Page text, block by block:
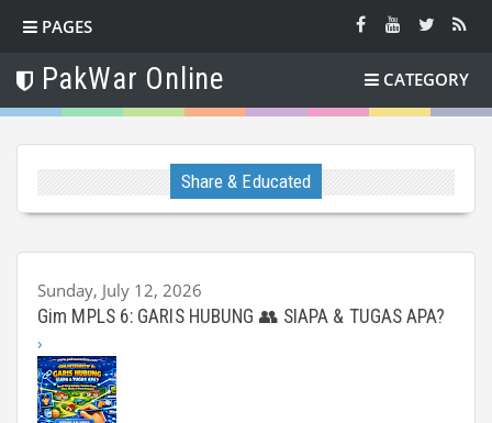
PAGES
PakWar Online CATEGORY
Share & Educated
Sunday, July 12, 2026
Gim MPLS 6: GARIS HUBUNG 👥 SIAPA & TUGAS APA?
›